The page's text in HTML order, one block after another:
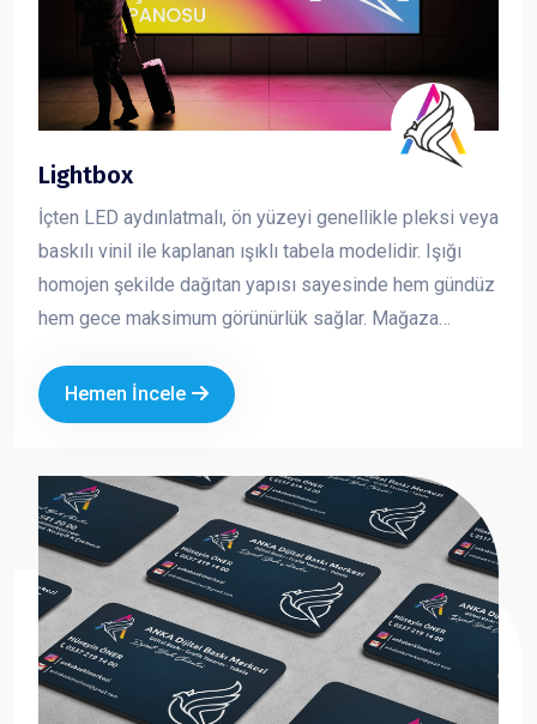
Lightbox
İçten LED aydınlatmalı, ön yüzeyi genellikle pleksi veya
baskılı vinil ile kaplanan ışıklı tabela modelidir. Işığı
homojen şekilde dağıtan yapısı sayesinde hem gündüz
hem gece maksimum görünürlük sağlar. Mağaza
tercih edilen tabela çözümlerinden biridir. Dikkat çekici,
net ve profesyonel bir sunum sağlar.
Hemen İncele